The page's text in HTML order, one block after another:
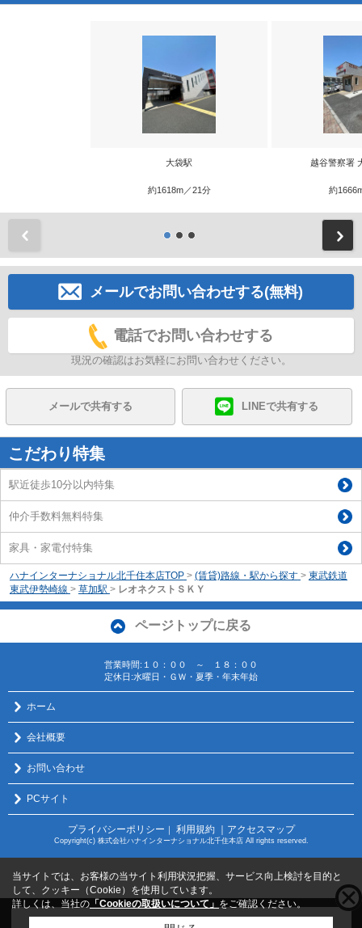
大袋駅
約1618m／21分
越谷警察署
約
メールでお問い合わせする(無料)
電話でお問い合わせする
現況の確認はお気軽にお問い合わせください。
メールで共有する LINEで共有する
こだわり特集
駅近徒歩10分以内特集
仲介手数料無料特集
家具・家電付特集
ハナインターナショナル北千住本店TOP > (賃貸)路線・駅から探す > 東武鉄道
東武伊勢崎線 > 草加駅 > レオネクストＳＫＹ
ページトップに戻る
営業時間:１０：００ ～ １８：００
定休日:水曜日・ＧＷ・夏季・年末年始
ホーム
会社概要
お問い合わせ
PCサイト
プライバシーポリシー 利用規約 ｜アクセスマップ
Copyright(c) 株式会社ハナインターナショナル北千住本店 All rights reserved.
こちらの物件をご覧の方にお勧めな物件
当サイトでは、お客様の当サイト利用状況把握、サービス向上検討を目的と
して、クッキー（Cookie）を使用しています。
詳しくは、当社の 「Cookieの取扱いについて」 をご確認ください。